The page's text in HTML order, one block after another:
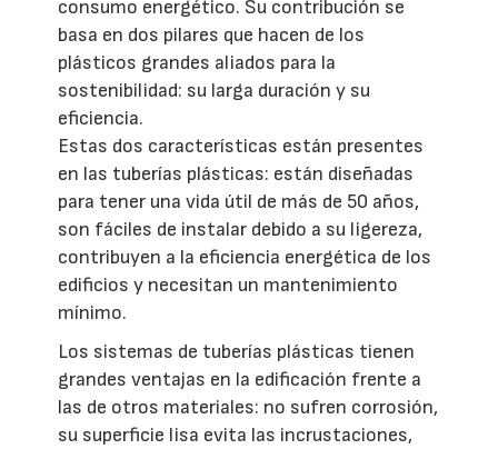
consumo energético. Su contribución se
basa en dos pilares que hacen de los
plásticos grandes aliados para la
sostenibilidad: su larga duración y su
eficiencia.
Estas dos características están presentes
en las tuberías plásticas: están diseñadas
para tener una vida útil de más de 50 años,
son fáciles de instalar debido a su ligereza,
contribuyen a la eficiencia energética de los
edificios y necesitan un mantenimiento
mínimo.
Los sistemas de tuberías plásticas tienen
grandes ventajas en la edificación frente a
las de otros materiales: no sufren corrosión,
su superficie lisa evita las incrustaciones,